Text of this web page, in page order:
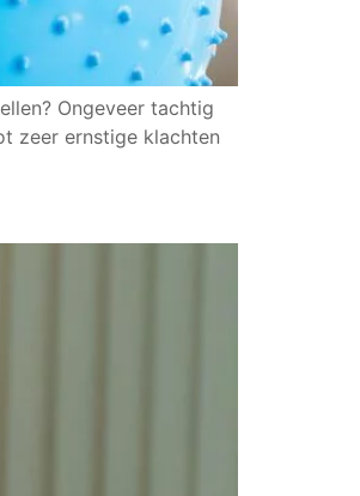
Ongeveer tachtig
zeer ernstige klachten